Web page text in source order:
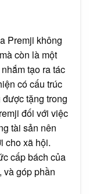
Premji không
còn là một
tạo ra tác
có cấu trúc
tặng trong
đối với việc
tài sản nên
cho xã hội.
cấp bách của
và góp phần